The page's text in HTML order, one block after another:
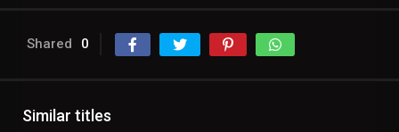
Shared 0
Similar titles